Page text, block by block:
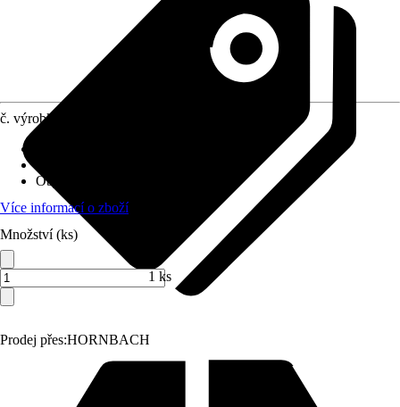
Prodej přes:HORNBACH
č. výrobku
Objem (plnicí množství)
Více informací o zboží
Množství (ks)
1 ks